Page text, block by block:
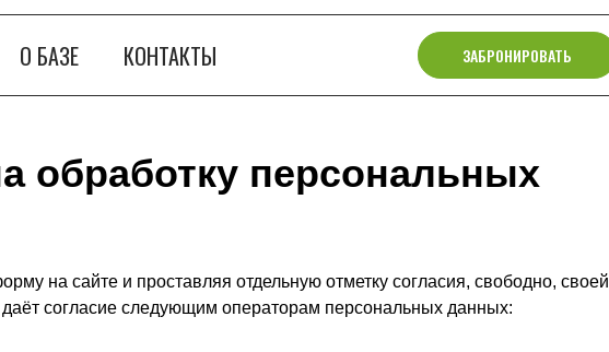
ЗАБРОНИРОВАТЬ
О БАЗЕ КОНТАКТЫ
обработку персональных
на сайте и проставляя отдельную отметку согласия, свободно, своей
согласие следующим операторам персональных данных: